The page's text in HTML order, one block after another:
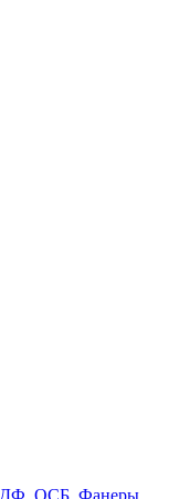
ОСБ, Фанеры